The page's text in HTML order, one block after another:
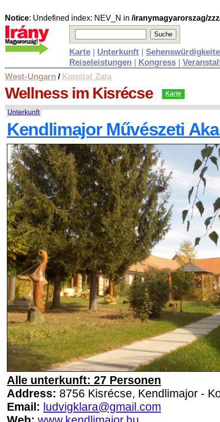
Notice: Undefined index: NEV_N in /iranymagyarorszag/
Karte| Unterkunft|
Reiseleistungen| Kongress|
West-Ungarn / Komitat Zala
Wellness im Kisrécse Karte
Unterkunft
Kendlimajor Művészeti
Alle unterkunft: 27 Personen
Address: 8756 Kisrécse, Kendlimajor -
Email: ludvigklara@gmail.com